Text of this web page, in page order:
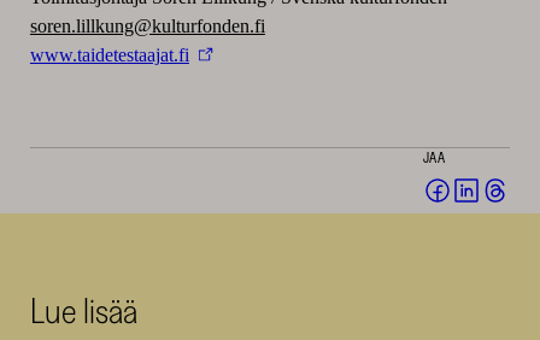
soren.lillkung@kulturfonden.fi
www.taidetestaajat.fi
JAA
Jaa Jaa
Lue lisää